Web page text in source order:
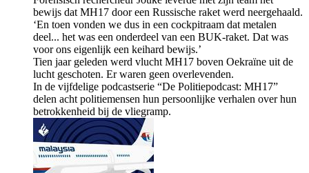
bewijs dat MH17 door een Russische raket werd neergehaald.
‘En toen vonden we dus in een cockpitraam dat metalen
deel... het was een onderdeel van een BUK-raket. Dat was
voor ons eigenlijk een keihard bewijs.’
Tien jaar geleden werd vlucht MH17 boven Oekraïne uit de
lucht geschoten. Er waren geen overlevenden.
In de vijfdelige podcastserie “De Politiepodcast: MH17”
delen acht politiemensen hun persoonlijke verhalen over hun
betrokkenheid bij de vliegramp.